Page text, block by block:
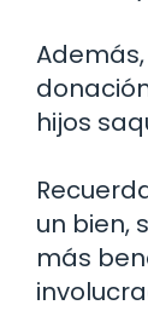
hijos
un bien,
más